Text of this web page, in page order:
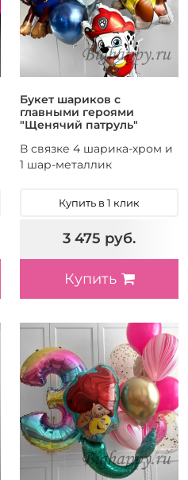
Букет шариков с
главными героями
"Щенячий патруль"
В связке 4 шарика-хром и
1 шар-металлик
Купить в 1 клик
3 475 руб.
Купить